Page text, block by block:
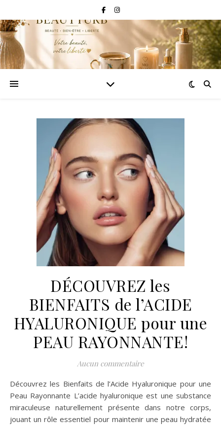
DÉCOUVREZ les
BIENFAITS de l’ACIDE
HYALURONIQUE pour une
PEAU RAYONNANTE!
Aucun commentaire
Découvrez les Bienfaits de l’Acide Hyaluronique pour une
Peau Rayonnante L’acide hyaluronique est une substance
miraculeuse naturellement présente dans notre corps,
jouant un rôle essentiel pour maintenir une peau hydratée